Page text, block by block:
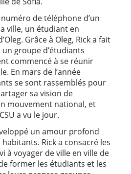
de téléphone d’un
ville, un étudiant en
Grâce à Oleg, Rick a fait
groupe d’étudiants
commencé à se réunir
En mars de l’année
se sont rassemblés pour
sa vision de
mouvement national, et
a vu le jour.
un amour profond
Rick a consacré les
à voyager de ville en ville de
former les étudiants et les